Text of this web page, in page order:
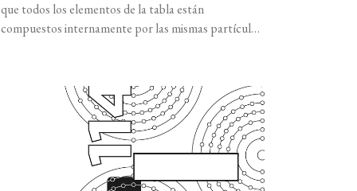
que todos los elementos de la tabla están
compuestos internamente por las mismas partículas:
diferencia entre los distintos elementos, además de
las que se observan macroscópicamente, es la
cantidad de protones que [...]